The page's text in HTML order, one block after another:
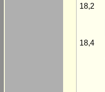
18,2
18,4